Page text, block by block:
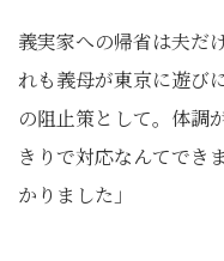
義実家への帰省は夫だ
れも義母が東京に遊び
の阻止策として。体調
きりで対応なんてでき
かりました」